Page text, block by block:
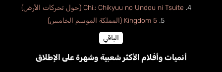
Chi.: Chikyuu no Undou ni Tsuite (حول تحركات الأرض)
Kingdom 5 (المملكة الموسم الخامس)
الباقي
أنميات وأفلام الأكثر شعبية وشهرة على الإطلاق